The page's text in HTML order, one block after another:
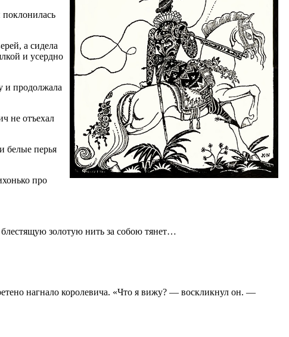
поклонилась
а сидела
и усердно
и продолжала
не отъехал
белые перья
про
блестящую золотую нить за собою тянет…
нагнало королевича. «Что я вижу? — воскликнул он. —